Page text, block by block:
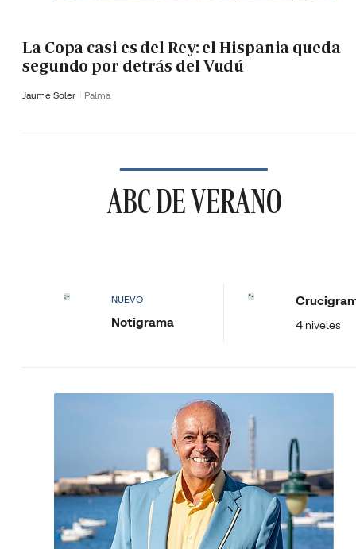
La Copa casi es del Rey: el Hispania queda
segundo por detrás del Vudú
Jaume Soler Palma
ABC DE VERANO
NUEVO
Notigrama 4 niveles